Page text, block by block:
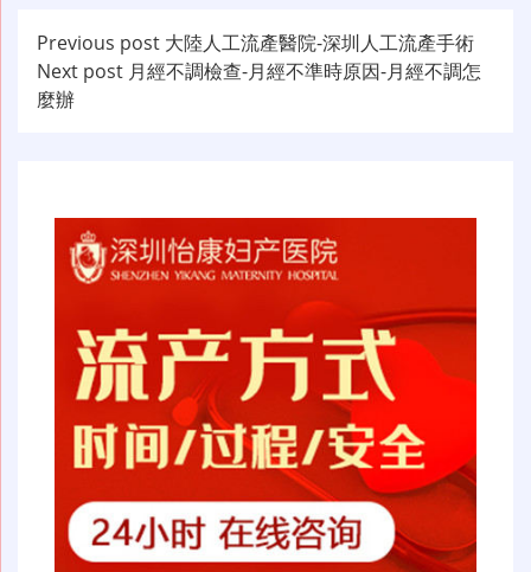
文
章
Previous post 大陸人工流產醫院-深圳人工流產手術
Next post 月經不調檢查-月經不準時原因-月經不調怎
麼辦